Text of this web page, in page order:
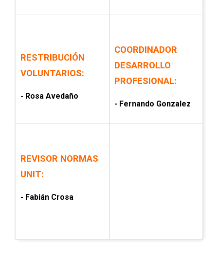
RESTRIBUCIÓN
VOLUNTARIOS:
- Rosa Avedaño
COORDINADOR
DESARROLLO
PROFESIONAL:
- Fernando Gonzalez
REVISOR NORMAS
UNIT:
- Fabián Crosa